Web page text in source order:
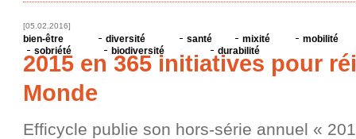
2015 en 365 initiatives pour
Monde
[05.02.2016]
bien-être diversité santé mixité
mobilité
sobriété
biodiversité durabilité
Efficycle publie son hors-série annuel «